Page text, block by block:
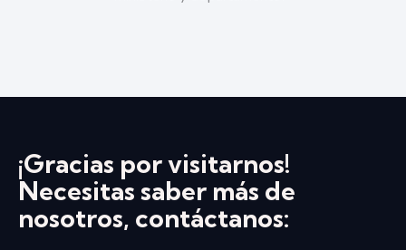
¡Gracias por visitarnos!
Necesitas saber más de
nosotros, contáctanos: